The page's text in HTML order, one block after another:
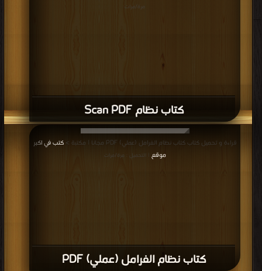
كتاب نظام Scan PDF
مرة/مرات
كتاب نظام الفرامل (عملي) PDF
قراءة و تحميل كتاب كتاب نظام الفرامل (عملي) PDF مجانا | مكتبة >
كتب في اكبر
موقع
| التحميل : مرة/مرات